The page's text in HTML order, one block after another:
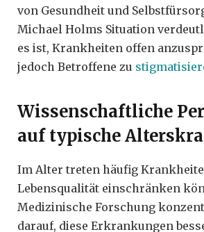
von Gesundheit und
Michael Holms Situation
es ist, Krankheiten offen
jedoch Betroffene zu
Wissenschaftliche
auf typische
Im Alter treten häufig
Lebensqualität einschränken
Medizinische Forschung
darauf, diese Erkrankungen